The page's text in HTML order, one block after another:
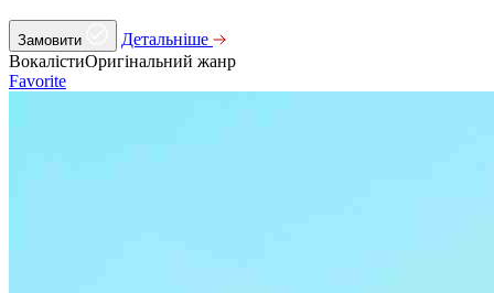
Замовити
Детальніше
ВокалістиОригінальний жанр
Favorite